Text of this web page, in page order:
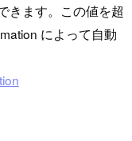
きます。この値を超
によって自動